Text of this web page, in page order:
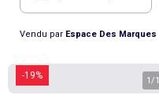
Vendu par Espace Des Marques
-19% 1 /1